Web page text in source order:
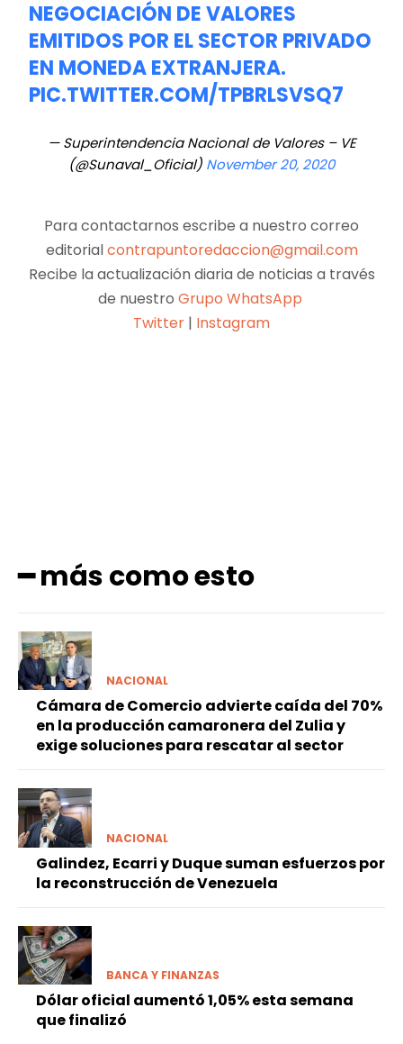
NEGOCIACIÓN DE VALORES
EMITIDOS POR EL SECTOR PRIVADO
EN MONEDA EXTRANJERA.
PIC.TWITTER.COM/TPBRLSVSQ7
— Superintendencia Nacional de Valores – VE
(@Sunaval_Oficial) November 20, 2020
Para contactarnos escribe a nuestro correo
editorialcontrapuntoredaccion@gmail.com
Recibe la actualización diaria de noticias a través
de nuestro Grupo WhatsApp
Twitter | Instagram
━ más como esto
NACIONAL
Cámara de Comercio advierte caída del 70%
en la producción camaronera del Zulia y
exige soluciones para rescatar al sector
NACIONAL
Galindez, Ecarri y Duque suman esfuerzos por
la reconstrucción de Venezuela
BANCA Y FINANZAS
Dólar oficial aumentó 1,05% esta semana
que finalizó